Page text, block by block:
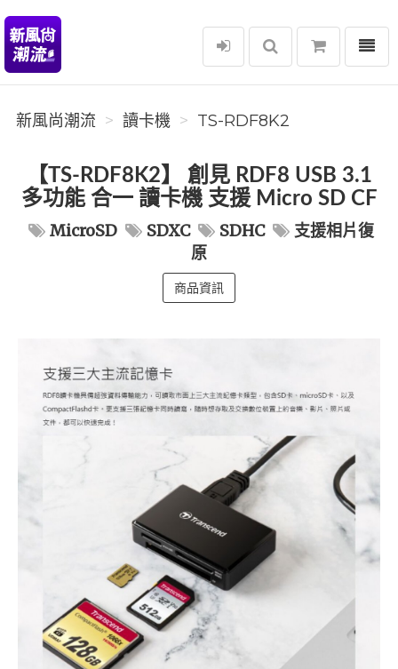
新風尚潮流
選單
新風尚潮流 讀卡機 TS-RDF8K2
【TS-RDF8K2】 創見 RDF8 USB 3.1
多功能 合一 讀卡機 支援 Micro SD CF
MicroSD SDXC SDHC
支援相片復
原
商品資訊